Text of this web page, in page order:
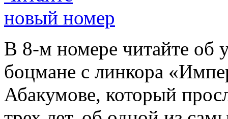
новый номер
В 8-м номере читайте об
боцмане с линкора
Абакумове, который